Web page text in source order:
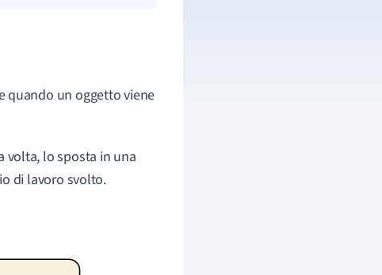
quando un oggetto viene
volta, lo sposta in una
di lavoro svolto.